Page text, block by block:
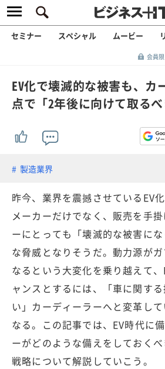
セミナー スペシャル ムービー
会員
EV化で壊滅的な被害も、カ
点で「2年後に向けて取る
製造業界
昨今、業界を震撼させているEV
メーカーだけでなく、販売を手
ーにとっても「壊滅的な被害に
な脅威となりそうだ。動力源が
なるという大変化を乗り越えて
ャンスとするには、「車に関す
い」カーディーラーへと変革し
なる。この記事では、EV時代に
ーがどのような備えをしておく
戦略について解説していこう。